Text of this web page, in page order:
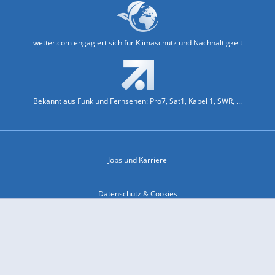
wetter.com engagiert sich für Klimaschutz und Nachhaltigkeit
Bekannt aus Funk und Fernsehen: Pro7, Sat1, Kabel 1, SWR, ...
Jobs und Karriere
Datenschutz & Cookies